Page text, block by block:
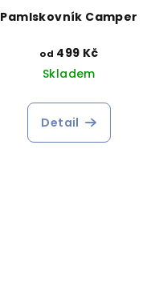
Pamlskovník Camper
od 499 Kč
Skladem
Detail